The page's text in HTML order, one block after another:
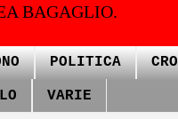
BAGAGLIO.
POLITICA
VARIE